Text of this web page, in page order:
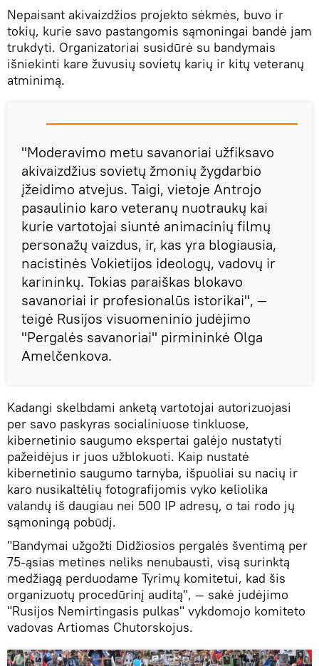
Nepaisant akivaizdžios projekto sėkmės, buvo ir
tokių, kurie savo pastangomis sąmoningai bandė jam
trukdyti. Organizatoriai susidūrė su bandymais
išniekinti kare žuvusių sovietų karių ir kitų veteranų
atminimą.
"Moderavimo metu savanoriai užfiksavo
akivaizdžius sovietų žmonių žygdarbio
įžeidimo atvejus. Taigi, vietoje Antrojo
pasaulinio karo veteranų nuotraukų kai
kurie vartotojai siuntė animacinių filmų
personažų vaizdus, ​​ir, kas yra blogiausia,
nacistinės Vokietijos ideologų, vadovų ir
karininkų. Tokias paraiškas blokavo
savanoriai ir profesionalūs istorikai", —
teigė Rusijos visuomeninio judėjimo
"Pergalės savanoriai" pirmininkė Olga
Amelčenkova.
Kadangi skelbdami anketą vartotojai autorizuojasi
per savo paskyras socialiniuose tinkluose,
kibernetinio saugumo ekspertai galėjo nustatyti
pažeidėjus ir juos užblokuoti. Kaip nustatė
kibernetinio saugumo tarnyba, išpuoliai su nacių ir
karo nusikaltėlių fotografijomis vyko keliolika
valandų iš daugiau nei 500 IP adresų, o tai rodo jų
sąmoningą pobūdį.
"Bandymai užgožti Didžiosios pergalės šventimą per
75-ąsias metines neliks nenubausti, visą surinktą
medžiagą perduodame Tyrimų komitetui, kad šis
organizuotų procedūrinį auditą", — sakė judėjimo
"Rusijos Nemirtingasis pulkas" vykdomojo komiteto
vadovas Artiomas Chutorskojus.